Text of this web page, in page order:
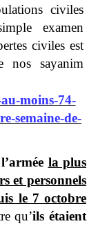
civiles
examen
civiles est
nos sayanim
moins-74-
semaine-de-
la plus
et personnels
le 7 octobre
qu’ils étaient